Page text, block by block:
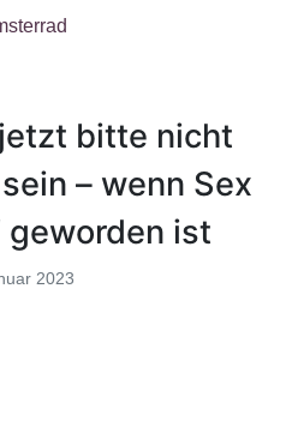
2023
bitte nicht
– wenn Sex
geworden ist